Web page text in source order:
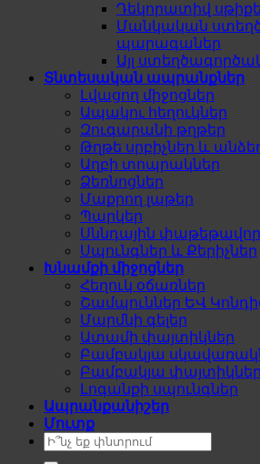
Դեկորատիվ
Մանկական
պարագաներ
Այլ
Տնտեսական ապրանքներ
Լվացող միջոցներ
Ապակու հեղուկներ
Զուգարանի թղթեր
Թղթե սրբիչներ և
Աղբի տոպրակներ
Ձեռնոցներ
Մաքրող լաթեր
Պարկեր
Սննդային
Սպունգներ և Քերիչներ
Խնամքի միջոցներ
Հեղուկ օճառներ
Շամպուններ ԵՎ
Մարմնի գելեր
Ատամի փայտիկներ
Բամբակյա
Բամբակյա փայտիկներ
Լոգանքի սպունգներ
Ապրանքանիշեր
Մուտք
Search
for: